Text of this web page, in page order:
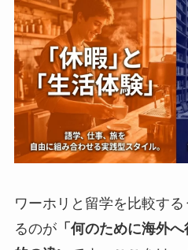
ワーホリと留学を比較す
るのが「何のために海外へ